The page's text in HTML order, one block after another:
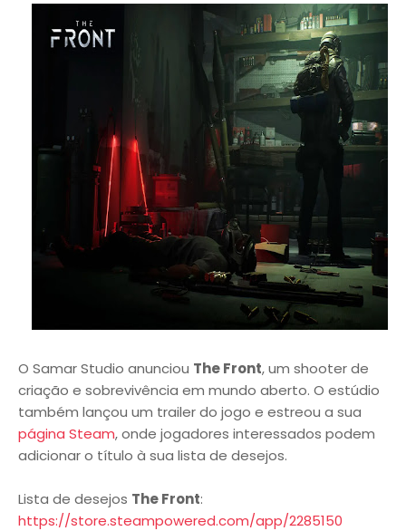
O Samar Studio anunciou The Front, um shooter de
criação e sobrevivência em mundo aberto. O estúdio
também lançou um trailer do jogo e estreou a sua
página Steam, onde jogadores interessados podem
adicionar o título à sua lista de desejos.
Lista de desejos The Front:
https://store.steampowered.com/app/2285150